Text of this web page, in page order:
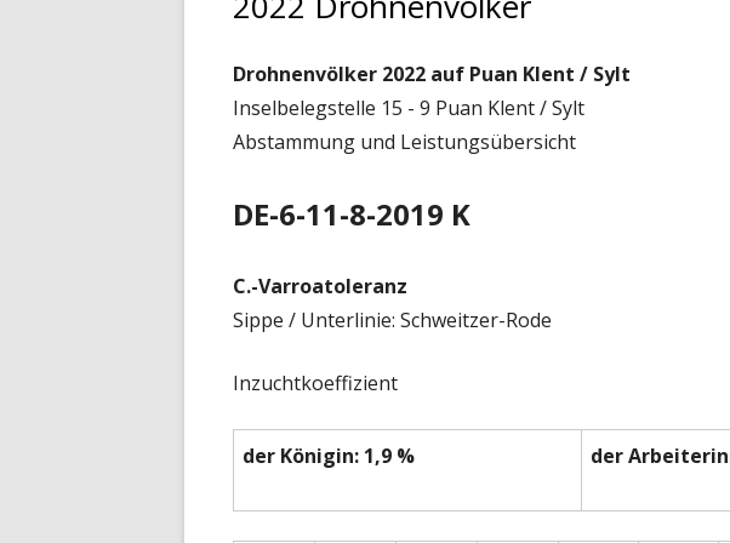
2018 DROHNENVÖLKER
VOR 2018
DROHNENVÖLKER 1950 BIS 1994
Drohnenvölker 2022 auf Puan Klent / Sylt
Inselbelegstelle 15 - 9 Puan Klent / Sylt
Abstammung und Leistungsübersicht
DE-6-11-8-2019 K
C.-Varroatoleranz
Sippe / Unterlinie: Schweitzer-Rode
Inzuchtkoeffizient
der Königin: 1,9 % der